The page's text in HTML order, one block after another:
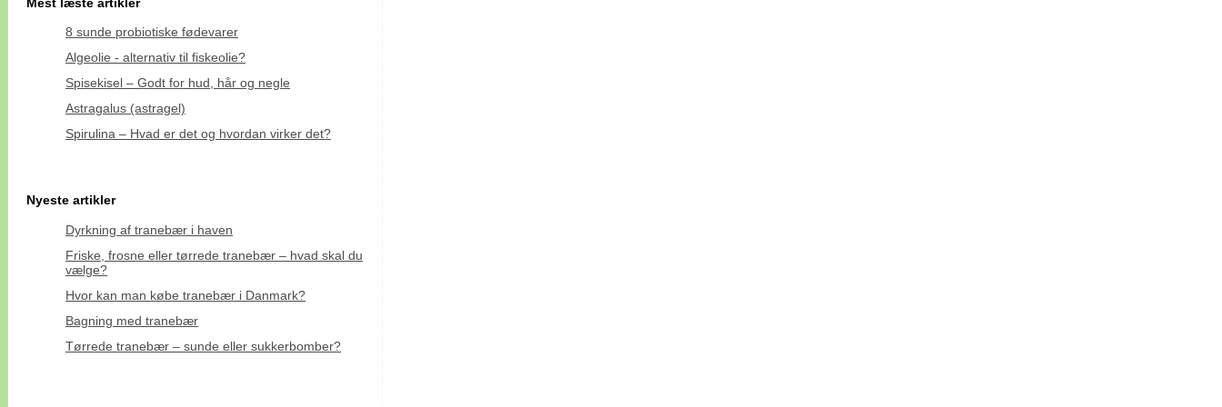
8 sunde probiotiske fødevarer
Algeolie - alternativ til fiskeolie?
Spisekisel – Godt for hud, hår og negle
Astragalus (astragel)
Spirulina – Hvad er det og hvordan virker det?
Nyeste artikler
Dyrkning af tranebær i haven
Friske, frosne eller tørrede tranebær – hvad skal du
vælge?
Hvor kan man købe tranebær i Danmark?
Bagning med tranebær
Tørrede tranebær – sunde eller sukkerbomber?